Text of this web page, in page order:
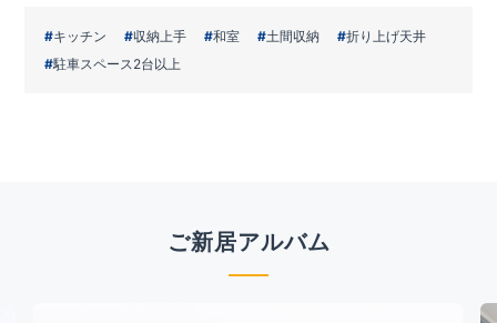
キッチン 収納上手 和室 土間収納
折り上げ天井
駐車スペース2台以上
ご新居アルバム